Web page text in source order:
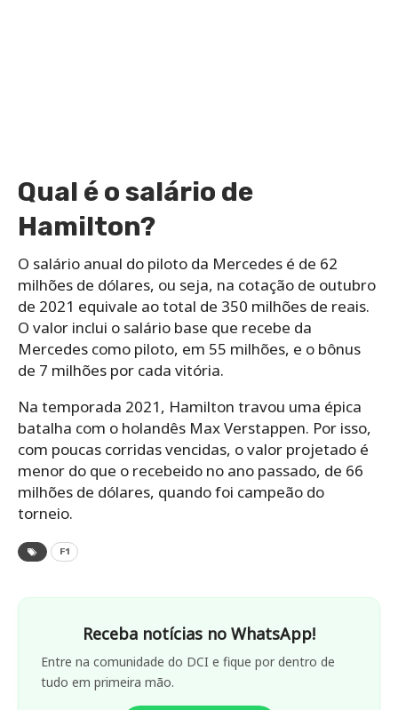
Qual é o salário de
Hamilton?
O salário anual do piloto da Mercedes é de 62
milhões de dólares, ou seja, na cotação de outubro
de 2021 equivale ao total de 350 milhões de reais.
O valor inclui o salário base que recebe da
Mercedes como piloto, em 55 milhões, e o bônus
de 7 milhões por cada vitória.
Na temporada 2021, Hamilton travou uma épica
batalha com o holandês Max Verstappen. Por isso,
com poucas corridas vencidas, o valor projetado é
menor do que o recebeido no ano passado, de 66
milhões de dólares, quando foi campeão do
torneio.
F1
Receba notícias no WhatsApp!
Entre na comunidade do DCI e fique por dentro de
tudo em primeira mão.